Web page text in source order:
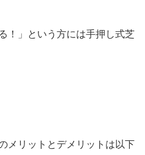
！」という方には手押し式芝
メリットとデメリットは以下